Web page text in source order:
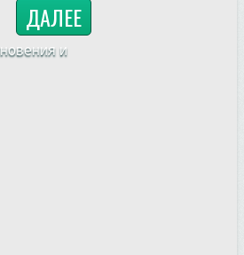
ДАЛЕЕ
и